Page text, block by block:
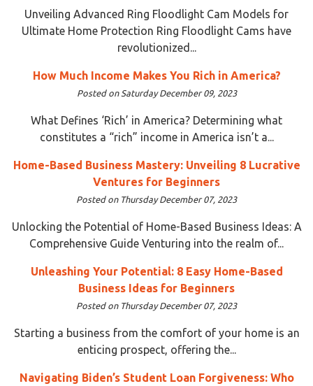
Unveiling Advanced Ring Floodlight Cam Models for
Ultimate Home Protection Ring Floodlight Cams have
revolutionized...
How Much Income Makes You Rich in America?
Posted on Saturday December 09, 2023
What Defines ‘Rich’ in America? Determining what
constitutes a “rich” income in America isn’t a...
Home-Based Business Mastery: Unveiling 8 Lucrative
Ventures for Beginners
Posted on Thursday December 07, 2023
Unlocking the Potential of Home-Based Business Ideas: A
Comprehensive Guide Venturing into the realm of...
Unleashing Your Potential: 8 Easy Home-Based
Business Ideas for Beginners
Posted on Thursday December 07, 2023
Starting a business from the comfort of your home is an
enticing prospect, offering the...
Navigating Biden’s Student Loan Forgiveness: Who